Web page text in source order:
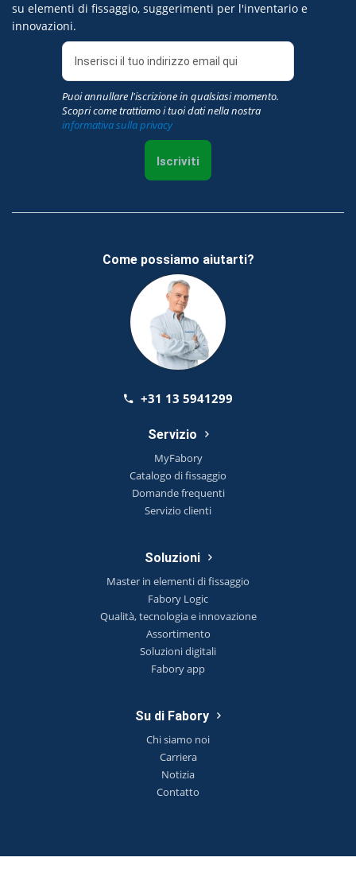
su elementi di fissaggio, suggerimenti per l'inventario e
innovazioni.
Puoi annullare l'iscrizione in qualsiasi momento.
Scopri come trattiamo i tuoi dati nella nostra
informativa sulla privacy
Iscriviti
Come possiamo aiutarti?
+31 13 5941299
Servizio
MyFabory
Catalogo di fissaggio
Domande frequenti
Servizio clienti
Soluzioni
Master in elementi di fissaggio
Fabory Logic
Qualità, tecnologia e innovazione
Assortimento
Soluzioni digitali
Fabory app
Su di Fabory
Chi siamo noi
Carriera
Notizia
Contatto